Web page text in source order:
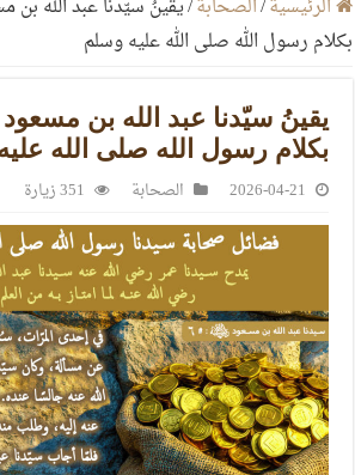
الرئيسية/الصحابة/يقينُ سيّدنا عبد الله بن
بكلام رسول الله صلى الله عليه وسلم
يقينُ سيّدنا عبد الله بن
بكلام رسول الله صلى الله
2026-04-21 الصحابة 351 زيارة